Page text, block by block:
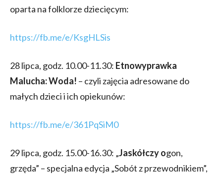
oparta na folklorze dziecięcym:
https://fb.me/e/KsgHLSis
28 lipca, godz. 10.00-11.30: Etnowyprawka
Malucha: Woda! – czyli zajęcia adresowane do
małych dzieci i ich opiekunów:
https://fb.me/e/361PqSiM0
29 lipca, godz. 15.00-16.30: „Jaskółczy ogon,
grzęda” – specjalna edycja „Sobót z przewodnikiem”,